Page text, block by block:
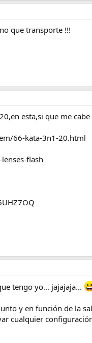
que transporte !!!
esta,si que me
66-kata-3n1-20.html
flash
tengo yo... jajajaja...
y en función de la
cualquier